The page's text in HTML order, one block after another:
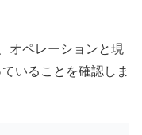
オペレーションと現
いることを確認しま